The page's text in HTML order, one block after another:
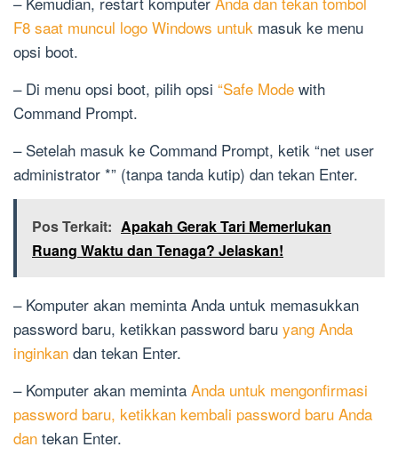
F8 saat muncul logo Windows untuk masuk ke menu
opsi boot.
– Di menu opsi boot, pilih opsi “Safe Mode with
Command Prompt.
– Setelah masuk ke Command Prompt, ketik “net user
administrator *” (tanpa tanda kutip) dan tekan Enter.
Pos Terkait: Apakah Gerak Tari Memerlukan
Ruang Waktu dan Tenaga? Jelaskan!
– Komputer akan meminta Anda untuk memasukkan
password baru, ketikkan password baru yang Anda
inginkan dan tekan Enter.
– Komputer akan meminta Anda untuk mengonfirmasi
password baru, ketikkan kembali password baru Anda
dan tekan Enter.